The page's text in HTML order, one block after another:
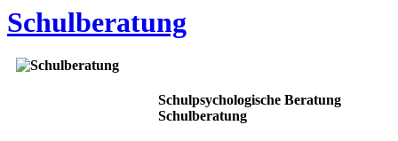
Schulberatung
Schulpsychologische Beratung
Schulberatung